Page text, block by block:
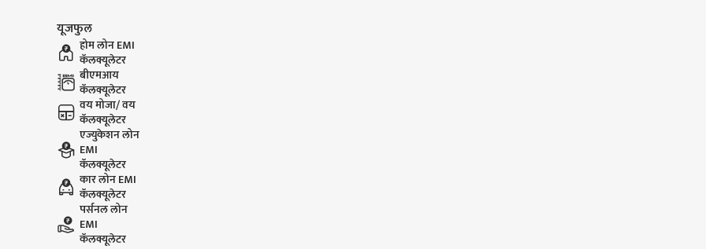
यूजफुल
होम लोन EMI
कॅलक्यूलेटर
बीएमआय
कॅलक्यूलेटर
वय मोजा/ वय
कॅलक्यूलेटर
एज्युकेशन लोन
EMI
कॅलक्यूलेटर
कार लोन EMI
कॅलक्यूलेटर
पर्सनल लोन
EMI
कॅलक्यूलेटर